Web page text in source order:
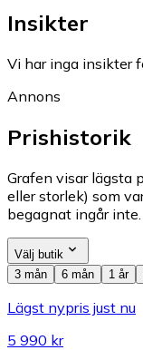
Insikter
Vi har inga insikter
Annons
Prishistorik
Grafen visar lägsta
eller storlek) som
begagnat ingår inte.
Välj butik
3 mån
6 mån 1 år
Lägst nypris just nu
5 990 kr